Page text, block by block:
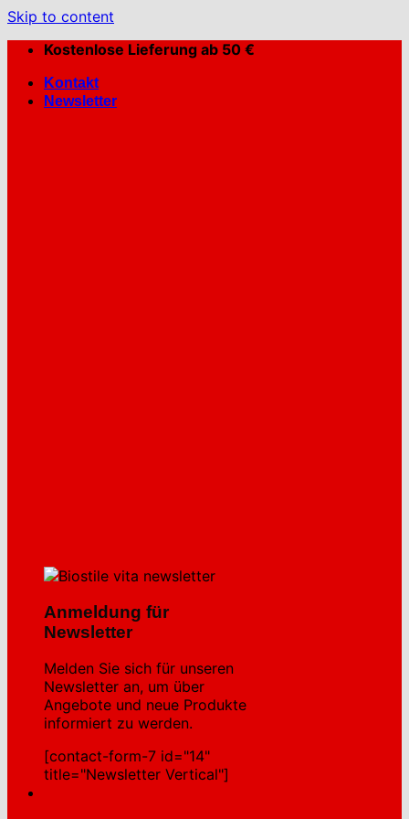
Skip to content
Kostenlose Lieferung ab 50 €
Kontakt
Newsletter
Anmeldung für
Newsletter
Melden Sie sich für unseren
Newsletter an, um über
Angebote und neue Produkte
informiert zu werden.
[contact-form-7 id="14"
title="Newsletter Vertical"]